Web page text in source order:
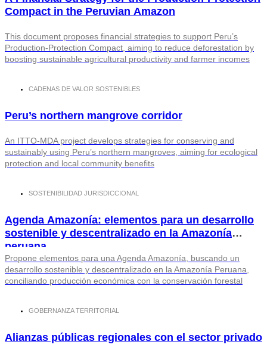
Compact in the Peruvian Amazon
This document proposes financial strategies to support Peru’s
Production-Protection Compact, aiming to reduce deforestation by
boosting sustainable agricultural productivity and farmer incomes
CADENAS DE VALOR SOSTENIBLES
Peru’s northern mangrove corridor
An ITTO-MDA project develops strategies for conserving and
sustainably using Peru’s northern mangroves, aiming for ecological
protection and local community benefits
SOSTENIBILIDAD JURISDICCIONAL
Agenda Amazonía: elementos para un desarrollo
sostenible y descentralizado en la Amazonía
peruana
Propone elementos para una Agenda Amazonía, buscando un
desarrollo sostenible y descentralizado en la Amazonía Peruana,
conciliando producción económica con la conservación forestal
GOBERNANZA TERRITORIAL
Alianzas públicas regionales con el sector privado